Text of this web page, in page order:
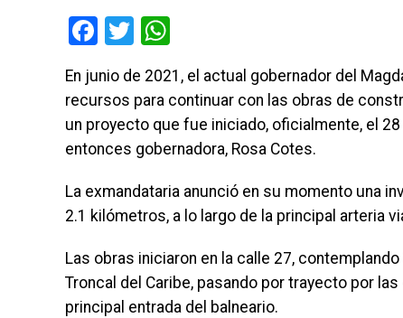
Facebook
Twitter
En junio de 2021, el actual gobernador del
recursos para continuar con las obras de
un proyecto que fue iniciado, oficialmente, el
entonces gobernadora, Rosa Cotes.
La exmandataria anunció en su momento una
2.1 kilómetros, a lo largo de la principal arteria
Las obras iniciaron en la calle 27,
Troncal del Caribe, pasando por trayecto por
principal entrada del balneario.